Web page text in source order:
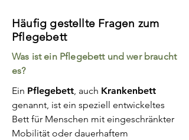
Häufig gestellte Fragen zum
Pflegebett
Was ist ein Pflegebett und wer braucht
es?
Ein Pflegebett, auch Krankenbett
genannt, ist ein speziell entwickeltes
Bett für Menschen mit eingeschränkter
Mobilität oder dauerhaftem